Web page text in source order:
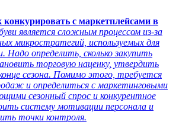
конкурировать с маркетплейсами в
является сложным процессом из-за
микростратегий, используемых для
Надо определить, сколько закупить
торговую наценку, утвердить
сезона. Помимо этого, требуется
и определиться с маркетинговыми
сезонный спрос и конкурентное
систему мотивации персонала и
точки контроля.